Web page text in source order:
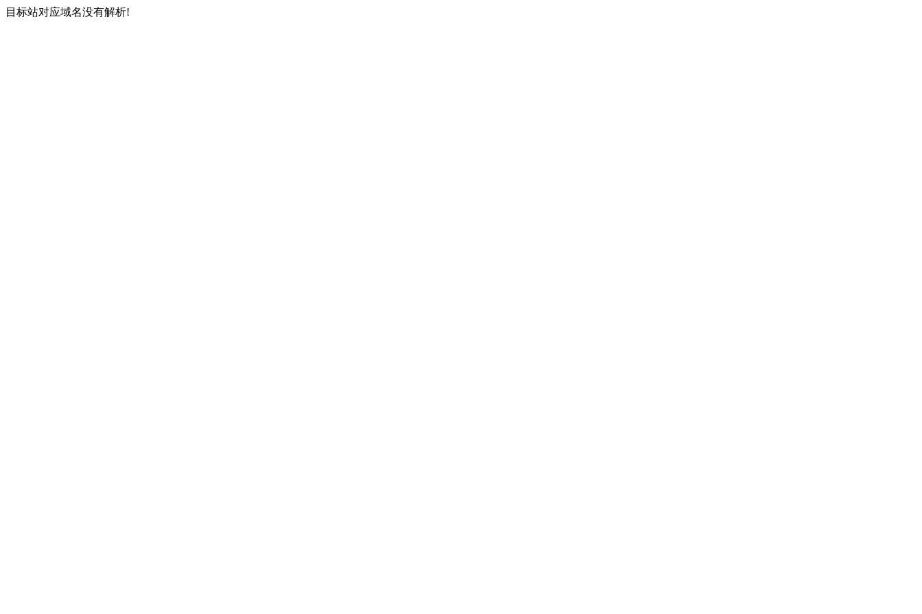
目标站对应域名没有解析!